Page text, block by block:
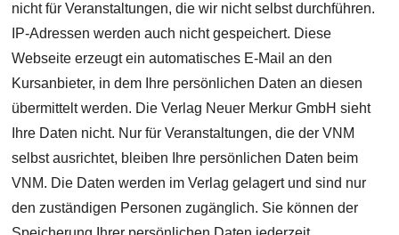
nicht für Veranstaltungen, die wir nicht selbst durchführen.
IP-Adressen werden auch nicht gespeichert. Diese
Webseite erzeugt ein automatisches E-Mail an den
Kursanbieter, in dem Ihre persönlichen Daten an diesen
übermittelt werden. Die Verlag Neuer Merkur GmbH sieht
Ihre Daten nicht. Nur für Veranstaltungen, die der VNM
selbst ausrichtet, bleiben Ihre persönlichen Daten beim
VNM. Die Daten werden im Verlag gelagert und sind nur
den zuständigen Personen zugänglich. Sie können der